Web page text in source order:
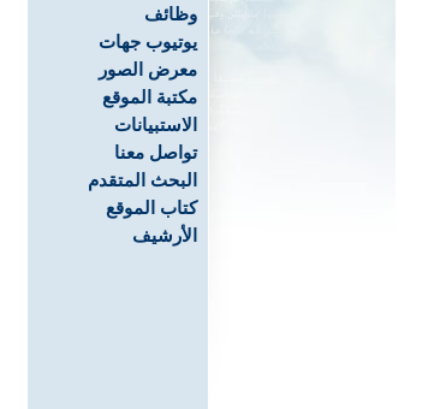
وظائف
يوتيوب جهات
معرض الصور
مكتبة الموقع
الاستبيانات
تواصل معنا
البحث المتقدم
كتاب الموقع
الأرشيف